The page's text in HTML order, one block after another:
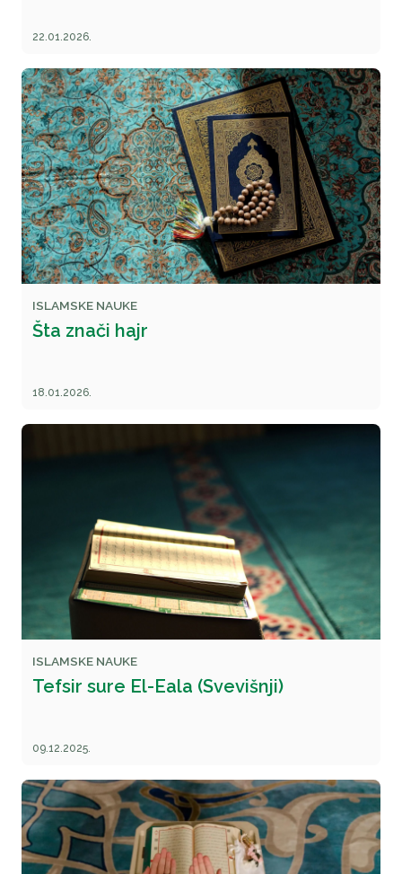
22.01.2026.
ISLAMSKE NAUKE
Šta znači hajr
18.01.2026.
ISLAMSKE NAUKE
Tefsir sure El-Eala (Svevišnji)
09.12.2025.